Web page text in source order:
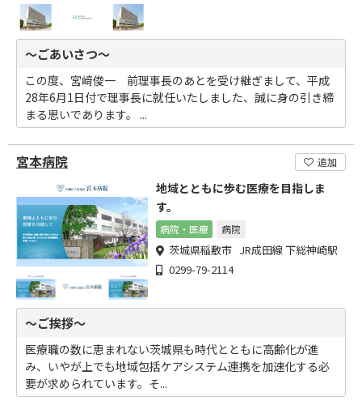
～ごあいさつ～
この度、宮﨑俊一 前理事長のあとを受け継ぎまして、平成
28年6月1日付で理事長に就任いたしました、誠に身の引き締
まる思いであります。 ...
宮本病院 追加
地域とともに歩む医療を目指しま
す。
病院・医療 病院
茨城県稲敷市 JR成田線 下総神崎駅
0299-79-2114
～ご挨拶～
医療職の数に恵まれない茨城県も時代とともに高齢化が進
み、いやが上でも地域包括ケアシステム連携を加速化する必
要が求められています。そ...